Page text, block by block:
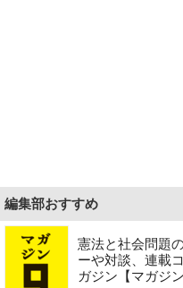
編集部おすすめ
憲法と社会問題
ーや対談、連載
ガジン【マガジ